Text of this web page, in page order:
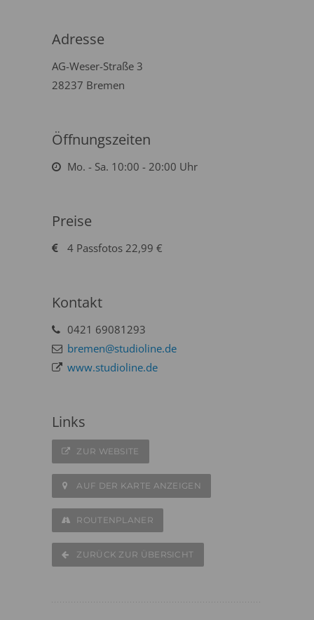
Adresse
AG-Weser-Straße 3
28237 Bremen
Öffnungszeiten
Mo. - Sa. 10:00 - 20:00 Uhr
Preise
4 Passfotos 22,99 €
Kontakt
0421 69081293
bremen@studioline.de
www.studioline.de
Links
ZUR WEBSITE
AUF DER KARTE ANZEIGEN
ROUTENPLANER
ZURÜCK ZUR ÜBERSICHT